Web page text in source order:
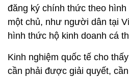
đăng ký chính thức theo
một chủ, như người dân tại
hình thức hộ kinh doanh cá
Kinh nghiệm quốc tế cho
cần phải được giải quyết,